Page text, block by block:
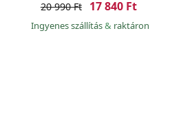
20 990 Ft 17 840 Ft
Ingyenes szállítás& raktáron